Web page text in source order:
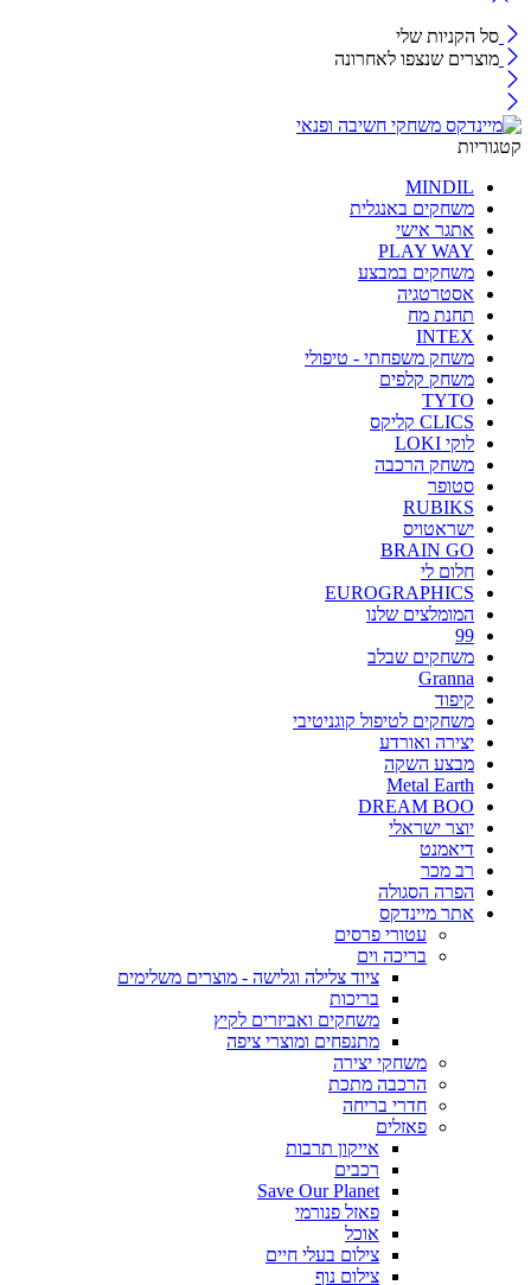
סל הקניות שלי
מוצרים שנצפו לאחרונה
קטגוריות
MINDIL
משחקים באנגלית
אתגר אישי
PLAY WAY
משחקים במבצע
אסטרטגיה
תחנת מח
INTEX
משחק משפחתי - טיפולי
משחק קלפים
TYTO
CLICS קליקס
לוקי LOKI
משחק הרכבה
סטופר
RUBIKS
ישראטויס
BRAIN GO
חלום לי
EUROGRAPHICS
המומלצים שלנו
99
משחקים שבלב
Granna
קיפוד
משחקים לטיפול קוגניטיבי
יצירה ואורדע
מבצע השקה
Metal Earth
DREAM BOO
יוצר ישראלי
דיאמנט
רב מכר
הפרה הסגולה
אתר מיינדקס
עטורי פרסים
בריכה וים
ציוד צלילה וגלישה - מוצרים משלימים
בריכות
משחקים ואביזרים לקיץ
מתנפחים ומוצרי ציפה
משחקי יצירה
הרכבה מתכת
חדרי בריחה
פאזלים
אייקון תרבות
רכבים
Save Our Planet
פאזל פנורמי
אוכל
צילום בעלי חיים
צילום נוף